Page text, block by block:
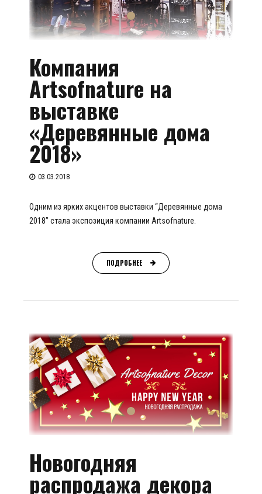
Компания
Artsofnature на
выставке
«Деревянные дома
2018»
03.03.2018
Одним из ярких акцентов выставки “Деревянные дома
2018” стала экспозиция компании Artsofnature.
ПОДРОБНЕЕ
Новогодняя
распродажа декора